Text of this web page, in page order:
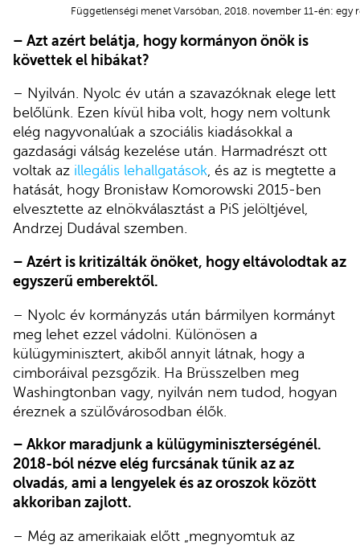
Függetlenségi menet Varsóban, 2018. november 11-én:
– Azt azért belátja, hogy kormányon önök is
követtek el hibákat?
– Nyilván. Nyolc év után a szavazóknak elege lett
belőlünk. Ezen kívül hiba volt, hogy nem voltunk
elég nagyvonalúak a szociális kiadásokkal a
gazdasági válság kezelése után. Harmadrészt ott
voltak az illegális lehallgatások, és az is megtette a
hatását, hogy Bronisław Komorowski 2015-ben
elvesztette az elnökválasztást a PiS jelöltjével,
Andrzej Dudával szemben.
– Azért is kritizálták önöket, hogy eltávolodtak az
egyszerű emberektől.
– Nyolc év kormányzás után bármilyen kormányt
meg lehet ezzel vádolni. Különösen a
külügyminisztert, akiből annyit látnak, hogy a
cimboráival pezsgőzik. Ha Brüsszelben meg
Washingtonban vagy, nyilván nem tudod, hogyan
éreznek a szülővárosodban élők.
– Akkor maradjunk a külügyminiszterségénél.
2018-ból nézve elég furcsának tűnik az az
olvadás, ami a lengyelek és az oroszok között
akkoriban zajlott.
– Még az amerikaiak előtt „megnyomtuk az